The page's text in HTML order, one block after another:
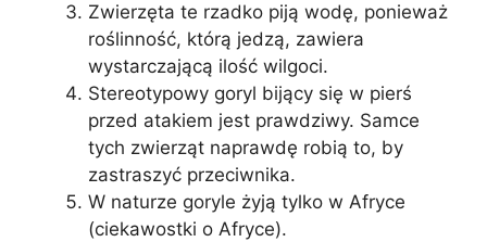
Zwierzęta te rzadko piją wodę, ponieważ
roślinność, którą jedzą, zawiera
wystarczającą ilość wilgoci.
Stereotypowy goryl bijący się w pierś
przed atakiem jest prawdziwy. Samce
tych zwierząt naprawdę robią to, by
zastraszyć przeciwnika.
W naturze goryle żyją tylko w Afryce
(ciekawostki o Afryce).